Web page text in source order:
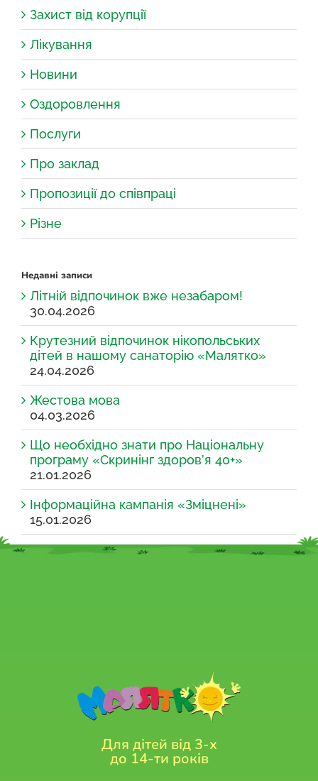
Захист від корупції
Лікування
Новини
Оздоровлення
Послуги
Про заклад
Пропозиції до співпраці
Різне
Недавні записи
Літній відпочинок вже незабаром!
30.04.2026
Крутезний відпочинок нікопольських
дітей в нашому санаторію «Малятко»
24.04.2026
Жестова мова
04.03.2026
Що необхідно знати про Національну
програму «Скринінг здоров’я 40+»
21.01.2026
Інформаційна кампанія «Зміцнені»
15.01.2026
Для дітей від 3-х
до 14-ти років